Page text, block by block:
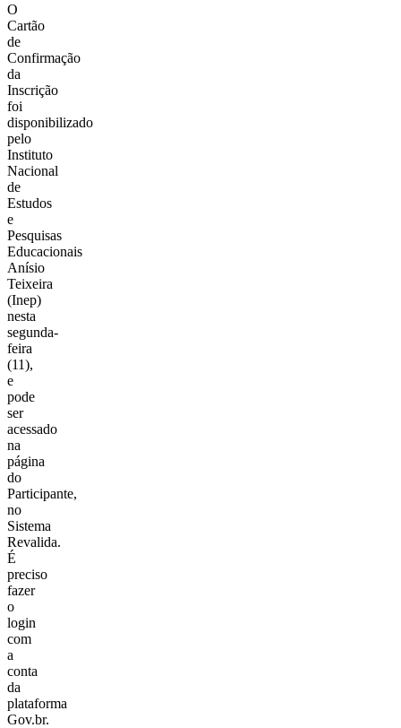
O
Cartão
de
Confirmação
da
Inscrição
foi
disponibilizado
pelo
Instituto
Nacional
de
Estudos
e
Pesquisas
Educacionais
Anísio
Teixeira
(Inep)
nesta
segunda-
feira
(11),
e
pode
ser
acessado
na
página
do
Participante,
no
Sistema
Revalida.
É
preciso
fazer
o
login
com
a
conta
da
plataforma
Gov.br.